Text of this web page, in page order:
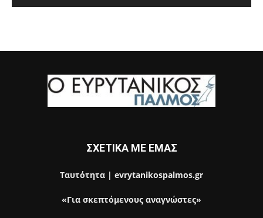
ΣΧΕΤΙΚΑ ΜΕ ΕΜΑΣ
Ταυτότητα | evrytanikospalmos.gr
«Για σκεπτόμενους αναγνώστες»